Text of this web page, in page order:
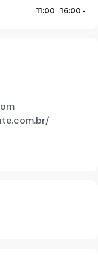
11:00 16:00 -